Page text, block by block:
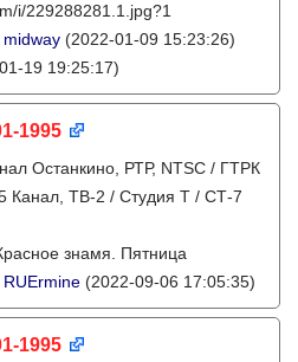
i/229288281.1.jpg?1
midway (2022-01-09 15:23:26)
19 19:25:17)
1995
Останкино, РТР, NTSC / ГТРК
Канал, ТВ-2 / Студия Т / СТ-7
знамя. Пятница
RUErmine (2022-09-06 17:05:35)
1995